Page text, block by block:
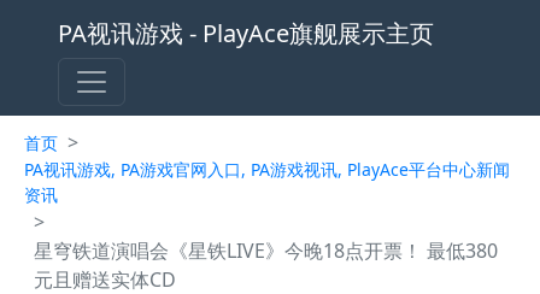
PA视讯游戏 - PlayAce旗舰展示主页
首页 >
PA视讯游戏, PA游戏官网入口, PA游戏视讯, PlayAce平台中心新闻
资讯
>
星穹铁道演唱会《星铁LIVE》今晚18点开票！ 最低380
元且赠送实体CD